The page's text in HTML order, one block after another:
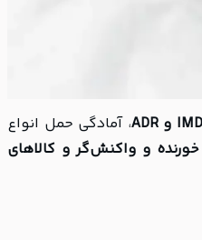
، آمادگی حمل انواع
و واکنش‌گر و کالاهای